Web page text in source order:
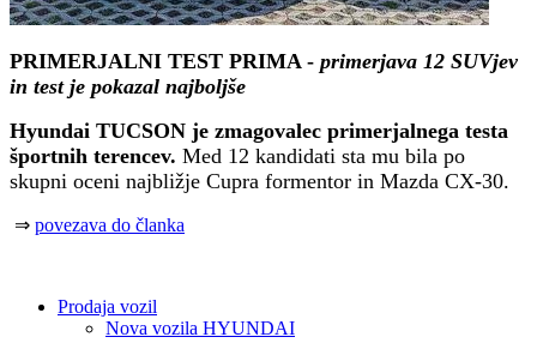
PRIMERJALNI TEST PRIMA - primerjava 12 SUVjev
in test je pokazal najboljše
Hyundai TUCSON je zmagovalec primerjalnega testa
športnih terencev. Med 12 kandidati sta mu bila po
skupni oceni najbližje Cupra formentor in Mazda CX-30.
⇒ povezava do članka
Prodaja vozil
Nova vozila HYUNDAI